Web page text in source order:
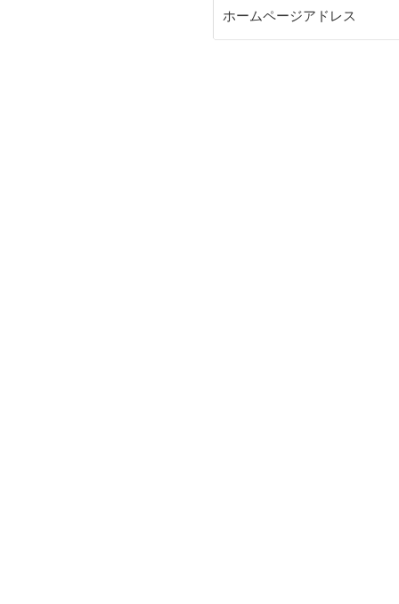
ホームページアドレス